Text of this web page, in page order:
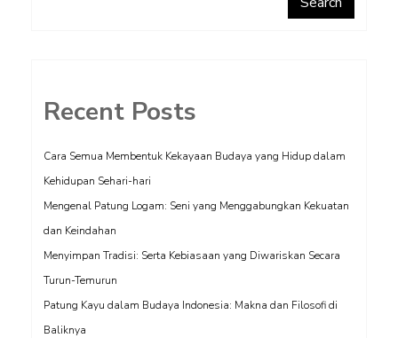
Recent Posts
Cara Semua Membentuk Kekayaan Budaya yang Hidup dalam
Kehidupan Sehari-hari
Mengenal Patung Logam: Seni yang Menggabungkan Kekuatan
dan Keindahan
Menyimpan Tradisi: Serta Kebiasaan yang Diwariskan Secara
Turun-Temurun
Patung Kayu dalam Budaya Indonesia: Makna dan Filosofi di
Baliknya